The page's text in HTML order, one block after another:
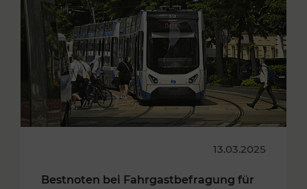
13.03.2025
Bestnoten bei Fahrgastbefragung für